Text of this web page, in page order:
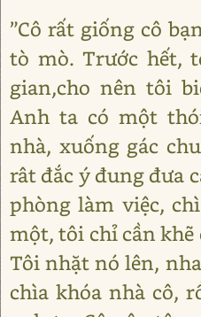
”Cô rất giống cô
tò mò. Trước hết,
gian,cho nên tôi
Anh ta có một
nhà, xuống gác
rât đắc ý đung đưa
phòng làm việc,
một, tôi chỉ cần
Tôi nhặt nó lên,
chìa khóa nhà cô,